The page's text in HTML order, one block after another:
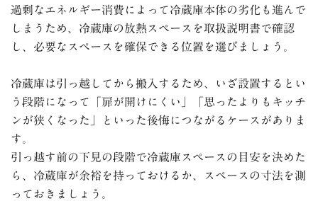
過剰なエネルギー消費によって冷蔵庫本体の劣化も進んで
しまうため、冷蔵庫の放熱スペースを取扱説明書で確認
し、必要なスペースを確保できる位置を選びましょう。
冷蔵庫は引っ越してから搬入するため、いざ設置するとい
う段階になって「扉が開けにくい」「思ったよりもキッチ
ンが狭くなった」といった後悔につながるケースがありま
す。
引っ越す前の下見の段階で冷蔵庫スペースの目安を決めた
ら、冷蔵庫が余裕を持っておけるか、スペースの寸法を測
っておきましょう。